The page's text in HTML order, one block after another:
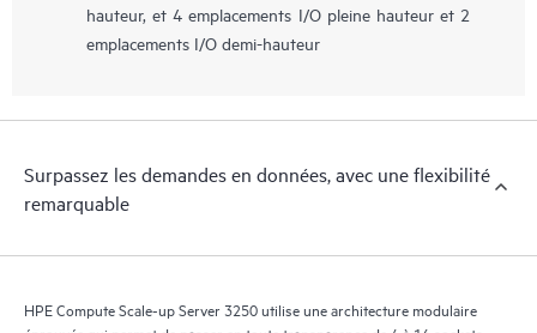
hauteur, et 4 emplacements I/O pleine hauteur et 2
emplacements I/O demi-hauteur
Surpassez les demandes en données, avec une flexibilité
remarquable
HPE Compute Scale-up Server 3250 utilise une architecture modulaire